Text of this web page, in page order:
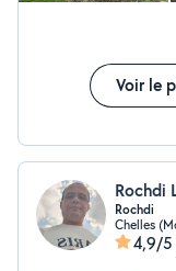
Voir le
Rochdi
Rochdi
Chelles
4,9/5